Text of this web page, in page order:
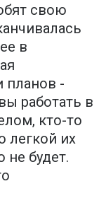
свою
в
планов -
работать в
кто-то
легкой их
не будет.